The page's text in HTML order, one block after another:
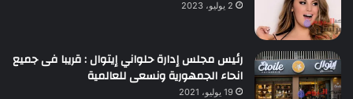
2 يوليو، 2023
رئيس مجلس إدارة حلواني إيتوال : قريبا فى جميع
انحاء الجمهورية ونسعى للعالمية
19 يوليو، 2021